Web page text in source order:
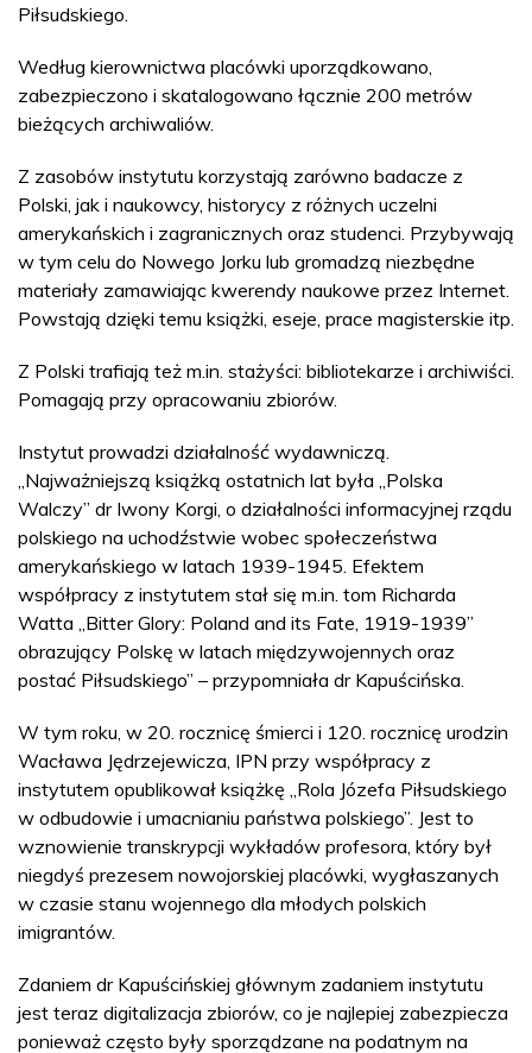
Piłsudskiego.
Według kierownictwa placówki uporządkowano,
zabezpieczono i skatalogowano łącznie 200 metrów
bieżących archiwaliów.
Z zasobów instytutu korzystają zarówno badacze z
Polski, jak i naukowcy, historycy z różnych uczelni
amerykańskich i zagranicznych oraz studenci. Przybywają
w tym celu do Nowego Jorku lub gromadzą niezbędne
materiały zamawiając kwerendy naukowe przez Internet.
Powstają dzięki temu książki, eseje, prace magisterskie itp.
Z Polski trafiają też m.in. stażyści: bibliotekarze i archiwiści.
Pomagają przy opracowaniu zbiorów.
Instytut prowadzi działalność wydawniczą.
„Najważniejszą książką ostatnich lat była „Polska
Walczy” dr Iwony Korgi, o działalności informacyjnej rządu
polskiego na uchodźstwie wobec społeczeństwa
amerykańskiego w latach 1939-1945. Efektem
współpracy z instytutem stał się m.in. tom Richarda
Watta „Bitter Glory: Poland and its Fate, 1919-1939”
obrazujący Polskę w latach międzywojennych oraz
postać Piłsudskiego” – przypomniała dr Kapuścińska.
W tym roku, w 20. rocznicę śmierci i 120. rocznicę urodzin
Wacława Jędrzejewicza, IPN przy współpracy z
instytutem opublikował książkę „Rola Józefa Piłsudskiego
w odbudowie i umacnianiu państwa polskiego”. Jest to
wznowienie transkrypcji wykładów profesora, który był
niegdyś prezesem nowojorskiej placówki, wygłaszanych
w czasie stanu wojennego dla młodych polskich
imigrantów.
Zdaniem dr Kapuścińskiej głównym zadaniem instytutu
jest teraz digitalizacja zbiorów, co je najlepiej zabezpiecza
ponieważ często były sporządzane na podatnym na